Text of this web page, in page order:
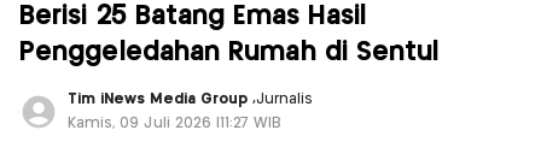
Berisi 25 Batang Emas Hasil
Penggeledahan Rumah di Sentul
Tim iNews Media Group,Jurnalis
Kamis, 09 Juli 2026 |11:27 WIB